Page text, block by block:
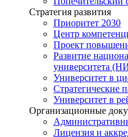
Стратегия развития
Приоритет 2030
Центр
Проект
Развитие
университета
Университет в
Стратегические
Университет в
Организационные
Лицензия и